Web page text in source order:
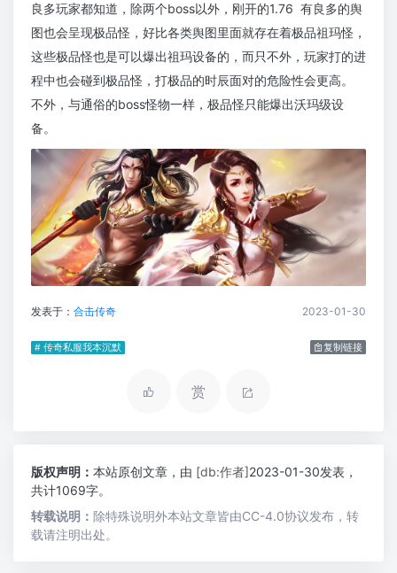
良多玩家都知道，除两个boss以外，刚开的1.76 有良多的舆
图也会呈现极品怪，好比各类舆图里面就存在着极品祖玛怪，
这些极品怪也是可以爆出祖玛设备的，而只不外，玩家打的进
程中也会碰到极品怪，打极品的时辰面对的危险性会更高。
不外，与通俗的boss怪物一样，极品怪只能爆出沃玛级设
备。
发表于： 合击传奇 2023-01-30
# 传奇私服我本沉默 复制链接
赏
版权声明： 本站原创文章，由 [db:作者]2023-01-30发表，
共计1069字。
转载说明： 除特殊说明外本站文章皆由CC-4.0协议发布，转
载请注明出处。